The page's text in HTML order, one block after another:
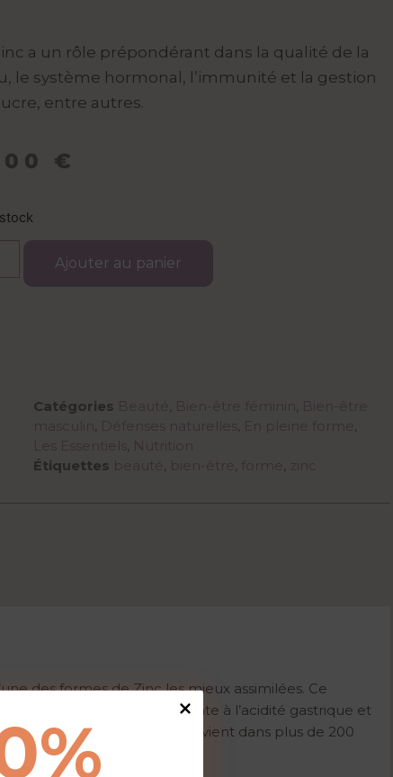
a un rôle prépondérant dans la qualité de la
le système hormonal, l’immunité et la gestion
entre autres.
€
Ajouter au panier
Catégories , ,
, ,
,
,
Étiquettes
, , ,
des formes de Zinc les mieux assimilées. Ce
l’avantage d’être résistante à l’acidité gastrique et
assimilation. Le Zinc intervient dans plus de 200
%